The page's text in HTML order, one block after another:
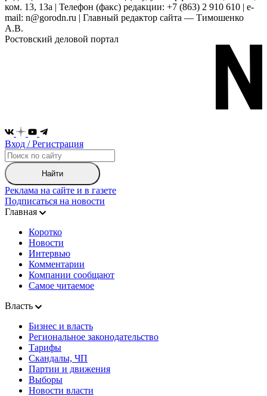
ком. 13, 13а | Телефон (факс) редакции: +7 (863) 2 910 610 | e-
mail: n@gorodn.ru | Главный редактор сайта — Тимошенко
А.В.
Ростовский деловой портал
Вход / Регистрация
Найти
Реклама на сайте и в газете
Подписаться на новости
Главная
Коротко
Новости
Интервью
Комментарии
Компании сообщают
Самое читаемое
Власть
Бизнес и власть
Региональное законодательство
Тарифы
Скандалы, ЧП
Партии и движения
Выборы
Новости власти